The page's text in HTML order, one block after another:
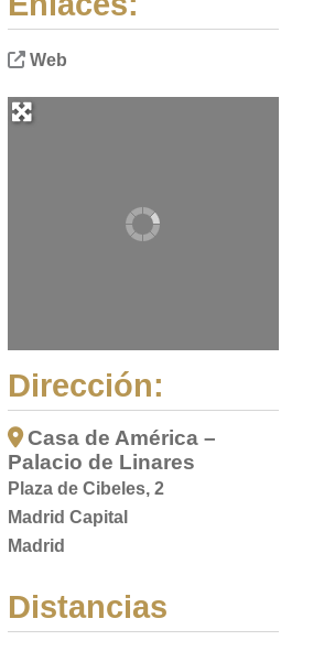
Web
Dirección:
Casa de América –
Palacio de Linares
Plaza de Cibeles, 2
Madrid Capital
Madrid
Distancias